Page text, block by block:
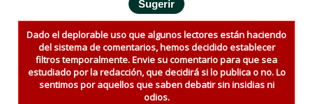
Dado el deplorable uso que algunos lectores están haciendo
del sistema de comentarios, hemos decidido establecer
filtros temporalmente. Envie su comentario para que sea
estudiado por la redacción, que decidirá si lo publica o no. Lo
sentimos por aquellos que saben debatir sin insidias ni
odios.